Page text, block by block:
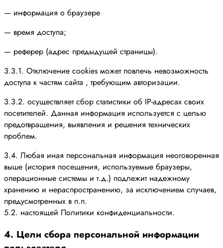
— информация о браузере
— время доступа;
— реферер (адрес предыдущей страницы).
3.3.1. Отключение cookies может повлечь невозможность
доступа к частям сайта , требующим авторизации.
3.3.2. осуществляет сбор статистики об IP-адресах своих
посетителей. Данная информация используется с целью
предотвращения, выявления и решения технических
проблем.
3.4. Любая иная персональная информация неоговоренная
выше (история посещения, используемые браузеры,
операционные системы и т.д.) подлежит надежному
хранению и нераспространению, за исключением случаев,
предусмотренных в п.п.
5.2. настоящей Политики конфиденциальности.
4. Цели сбора персональной информации